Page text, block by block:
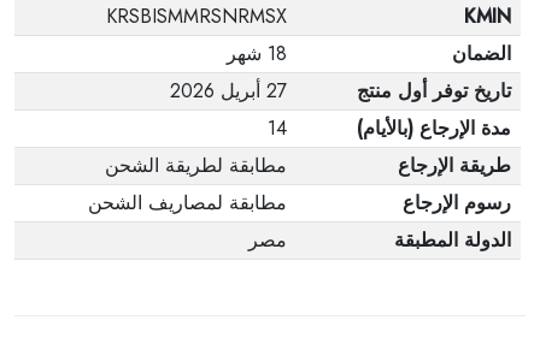
KMIN
KRSBISMMRSNRMSX
الضمان
18 شهر
تاريخ توفر أول منتج
27 أبريل 2026
مدة الإرجاع (بالأيام)
14
طريقة الإرجاع
مطابقة لطريقة الشحن
رسوم الإرجاع
مطابقة لمصاريف الشحن
الدولة المطبقة
مصر